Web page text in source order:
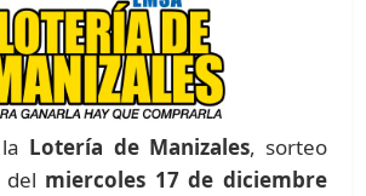
Lotería de Manizales, sorteo
miercoles 17 de diciembre